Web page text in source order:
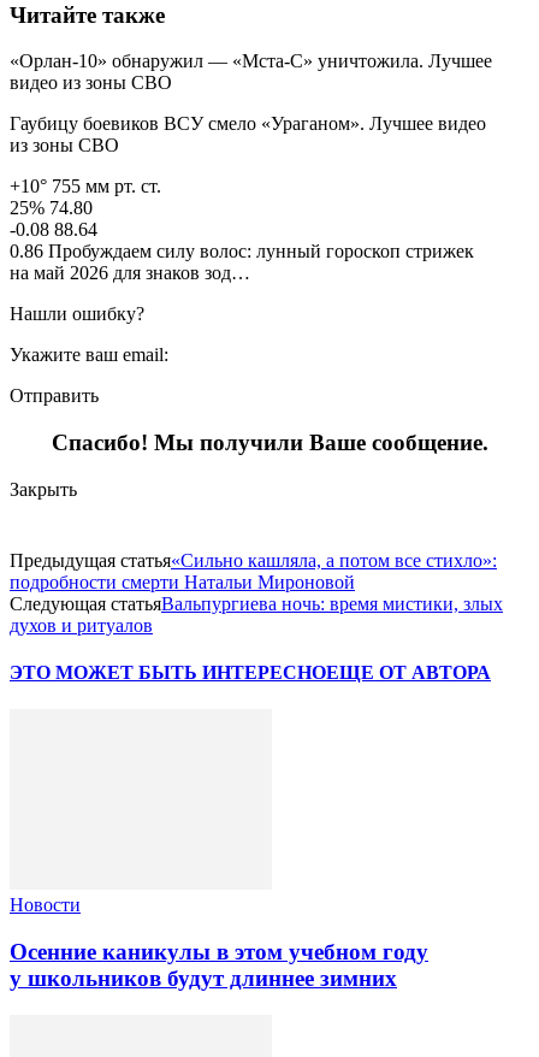
Читайте также
«Орлан-10» обнаружил — «Мста-С» уничтожила. Лучшее
видео из зоны СВО
Гаубицу боевиков ВСУ смело «Ураганом». Лучшее видео
из зоны СВО
+10° 755 мм рт. ст.
25% 74.80
-0.08 88.64
0.86 Пробуждаем силу волос: лунный гороскоп стрижек
на май 2026 для знаков зод…
Нашли ошибку?
Укажите ваш email:
Отправить
Спасибо! Мы получили Ваше сообщение.
Закрыть
Предыдущая статья«Сильно кашляла, а потом все стихло»:
подробности смерти Натальи Мироновой
Следующая статьяВальпургиева ночь: время мистики, злых
духов и ритуалов
ЭТО МОЖЕТ БЫТЬ ИНТЕРЕСНОЕЩЕ ОТ АВТОРА
Новости
Осенние каникулы в этом учебном году
у школьников будут длиннее зимних